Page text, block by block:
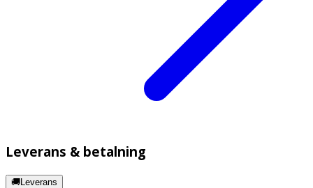
Leverans & betalning
🚚Leverans